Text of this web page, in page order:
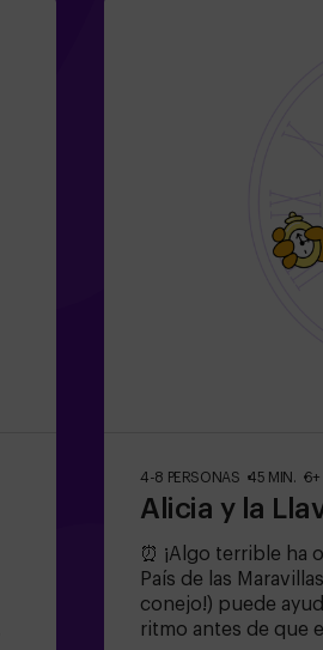
4-8 PERSONAS 45 MIN. 6+
Alicia y la
⏰ ¡Algo terrible ha
País de las
conejo!) puede
ritmo antes de que